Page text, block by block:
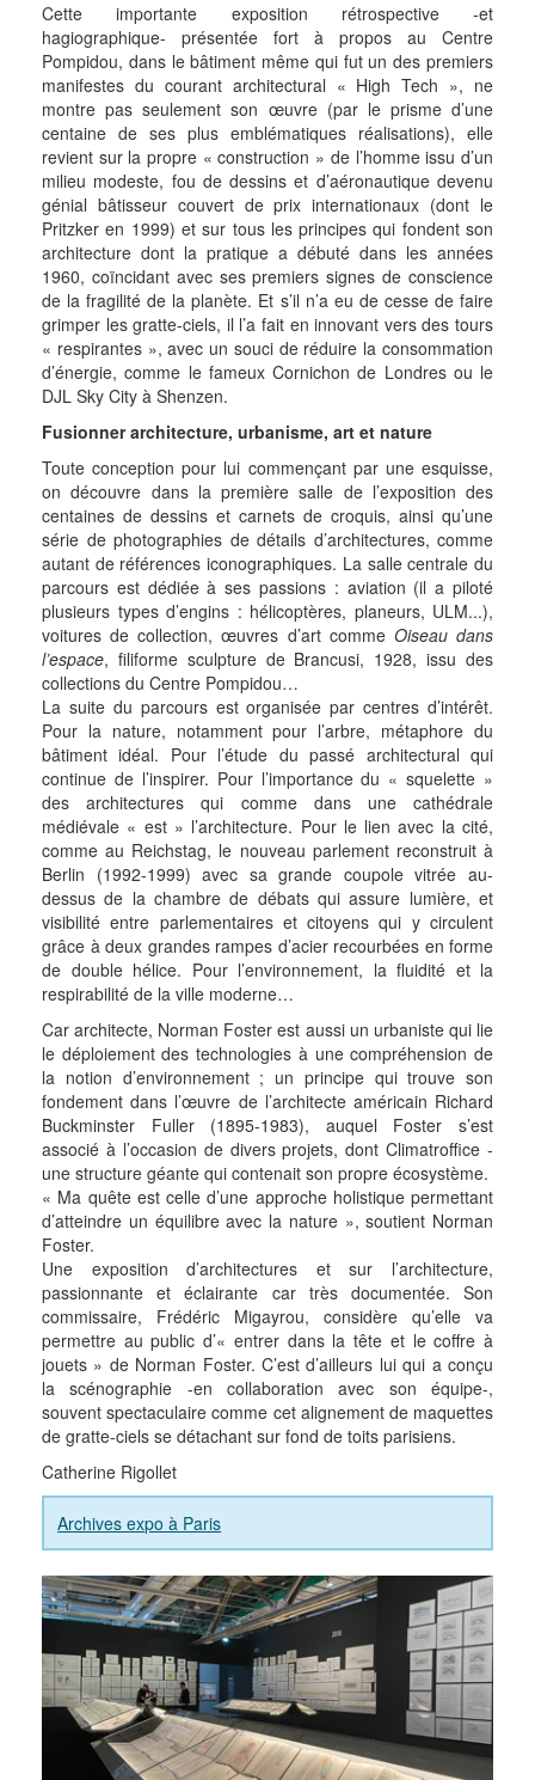
Cette importante exposition rétrospective -et
hagiographique- présentée fort à propos au Centre
Pompidou, dans le bâtiment même qui fut un des premiers
manifestes du courant architectural « High Tech », ne
montre pas seulement son œuvre (par le prisme d’une
centaine de ses plus emblématiques réalisations), elle
revient sur la propre « construction » de l’homme issu d’un
milieu modeste, fou de dessins et d’aéronautique devenu
génial bâtisseur couvert de prix internationaux (dont le
Pritzker en 1999) et sur tous les principes qui fondent son
architecture dont la pratique a débuté dans les années
1960, coïncidant avec ses premiers signes de conscience
de la fragilité de la planète. Et s’il n’a eu de cesse de faire
grimper les gratte-ciels, il l’a fait en innovant vers des tours
« respirantes », avec un souci de réduire la consommation
d’énergie, comme le fameux Cornichon de Londres ou le
DJL Sky City à Shenzen.
Fusionner architecture, urbanisme, art et nature
Toute conception pour lui commençant par une esquisse,
on découvre dans la première salle de l’exposition des
centaines de dessins et carnets de croquis, ainsi qu’une
série de photographies de détails d’architectures, comme
autant de références iconographiques. La salle centrale du
parcours est dédiée à ses passions : aviation (il a piloté
plusieurs types d’engins : hélicoptères, planeurs, ULM...),
voitures de collection, œuvres d’art comme Oiseau dans
l’espace, filiforme sculpture de Brancusi, 1928, issu des
collections du Centre Pompidou…
La suite du parcours est organisée par centres d’intérêt.
Pour la nature, notamment pour l’arbre, métaphore du
bâtiment idéal. Pour l’étude du passé architectural qui
continue de l’inspirer. Pour l’importance du « squelette »
des architectures qui comme dans une cathédrale
médiévale « est » l’architecture. Pour le lien avec la cité,
comme au Reichstag, le nouveau parlement reconstruit à
Berlin (1992-1999) avec sa grande coupole vitrée au-
dessus de la chambre de débats qui assure lumière, et
visibilité entre parlementaires et citoyens qui y circulent
grâce à deux grandes rampes d’acier recourbées en forme
de double hélice. Pour l’environnement, la fluidité et la
respirabilité de la ville moderne…
Car architecte, Norman Foster est aussi un urbaniste qui lie
le déploiement des technologies à une compréhension de
la notion d’environnement ; un principe qui trouve son
fondement dans l’œuvre de l’architecte américain Richard
Buckminster Fuller (1895-1983), auquel Foster s’est
associé à l’occasion de divers projets, dont Climatroffice -
une structure géante qui contenait son propre écosystème.
« Ma quête est celle d’une approche holistique permettant
d’atteindre un équilibre avec la nature », soutient Norman
Foster.
Une exposition d’architectures et sur l’architecture,
passionnante et éclairante car très documentée. Son
commissaire, Frédéric Migayrou, considère qu’elle va
permettre au public d’« entrer dans la tête et le coffre à
jouets » de Norman Foster. C’est d’ailleurs lui qui a conçu
la scénographie -en collaboration avec son équipe-,
souvent spectaculaire comme cet alignement de maquettes
de gratte-ciels se détachant sur fond de toits parisiens.
Catherine Rigollet
Archives expo à Paris